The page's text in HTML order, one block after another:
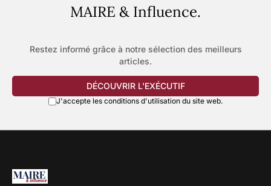
MAIRE & Influence.
Restez informé grâce à notre sélection des meilleurs
articles.
DÉCOUVRIR L'EXÉCUTIF
J'accepte les conditions d'utilisation du site web.